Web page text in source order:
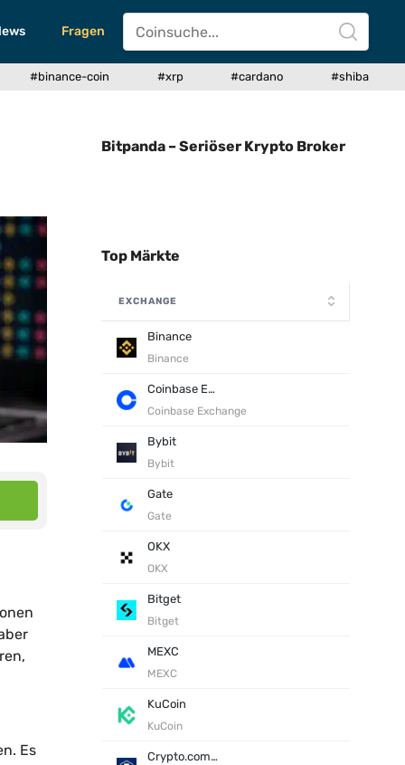
Fragen
#binance-coin #xrp #cardano #shiba
Es
Bitpanda – Seriöser Krypto Broker
Top Märkte
EXCHANGE
Binance
Binance
Coinbase Exchange
Coinbase Exchange
Bybit
Bybit
Gate
Gate
OKX
OKX
Bitget
Bitget
MEXC
MEXC
KuCoin
KuCoin
Crypto.com Exchange